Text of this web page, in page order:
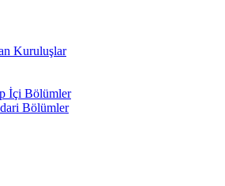
Kuruluşlar
İçi Bölümler
Bölümler